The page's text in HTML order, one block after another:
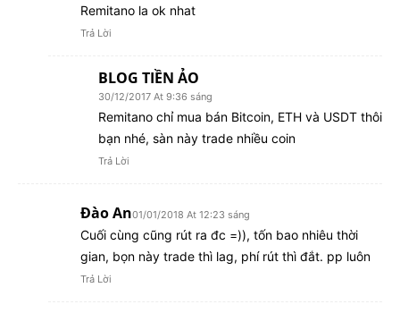
Remitano la ok nhat
Trả Lời
BLOG TIỀN ẢO
30/12/2017 At 9:36 sáng
Remitano chỉ mua bán Bitcoin, ETH và USDT thôi
bạn nhé, sàn này trade nhiều coin
Trả Lời
Đào An01/01/2018 At 12:23 sáng
Cuối cùng cũng rút ra đc =)), tốn bao nhiêu thời
gian, bọn này trade thì lag, phí rút thì đắt. pp luôn
Trả Lời